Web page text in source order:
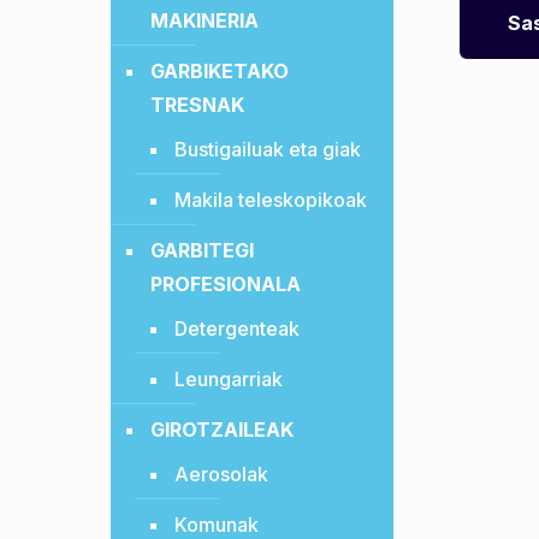
MAKINERIA
GARBIKETAKO
TRESNAK
Bustigailuak eta giak
Makila teleskopikoak
GARBITEGI
PROFESIONALA
Detergenteak
Leungarriak
GIROTZAILEAK
Aerosolak
Komunak